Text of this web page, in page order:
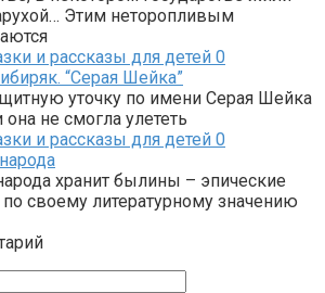
Этим неторопливым
и рассказы для детей 0
“Серая Шейка”
уточку по имени Серая Шейка
не смогла улететь
и рассказы для детей 0
хранит былины – эпические
своему литературному значению